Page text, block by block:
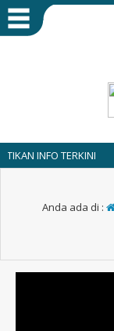
INFO TERKINI
Anda ada di :